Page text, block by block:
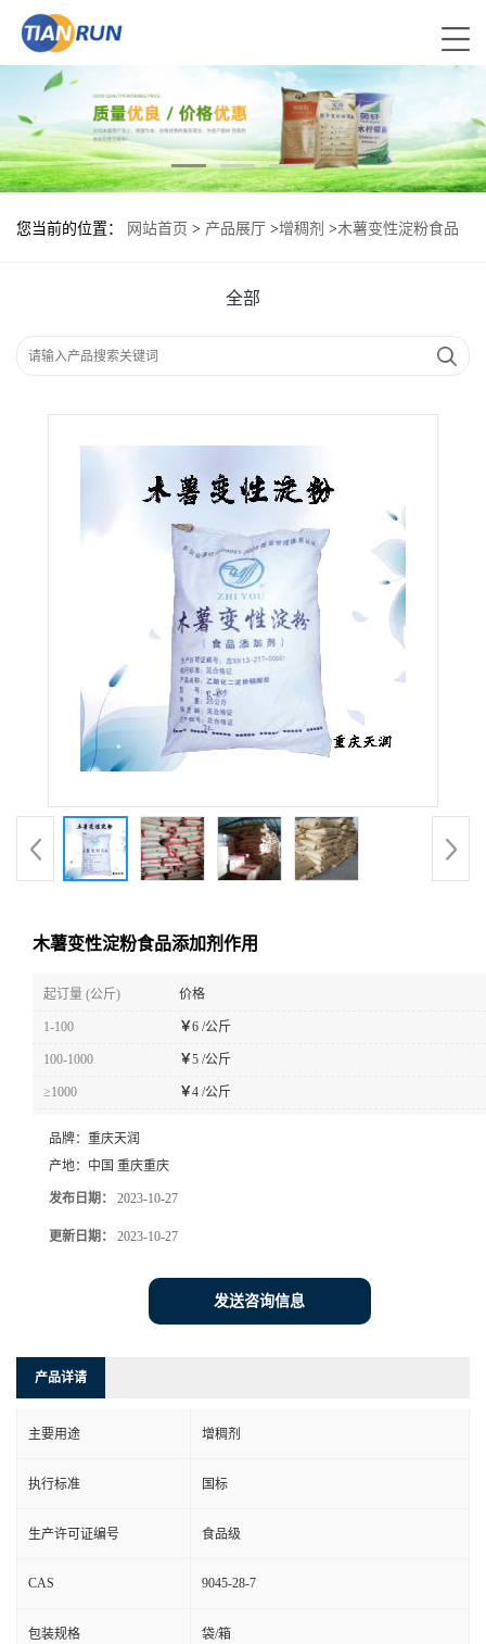
您当前的位置： 网站首页 > 产品展厅 >增稠剂 >木薯变性淀粉食品
全部
木薯变性淀粉食品添加剂作用
起订量 (公斤) 价格
1-100 ￥6 /公斤
100-1000 ￥5 /公斤
≥1000 ￥4 /公斤
品牌： 重庆天润
产地： 中国 重庆重庆
发布日期： 2023-10-27
更新日期： 2023-10-27
发送咨询信息
产品详请
主要用途 增稠剂
执行标准 国标
生产许可证编号 食品级
CAS 9045-28-7
包装规格 袋/箱